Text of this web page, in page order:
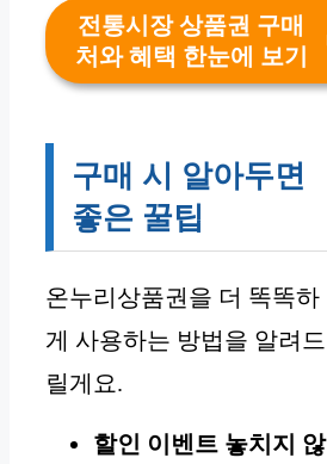
전통시장 상품권 구매
처와 혜택 한눈에 보기
구매 시 알아두면
좋은 꿀팁
온누리상품권을 더 똑똑하
게 사용하는 방법을 알려드
릴게요.
할인 이벤트 놓치지 않